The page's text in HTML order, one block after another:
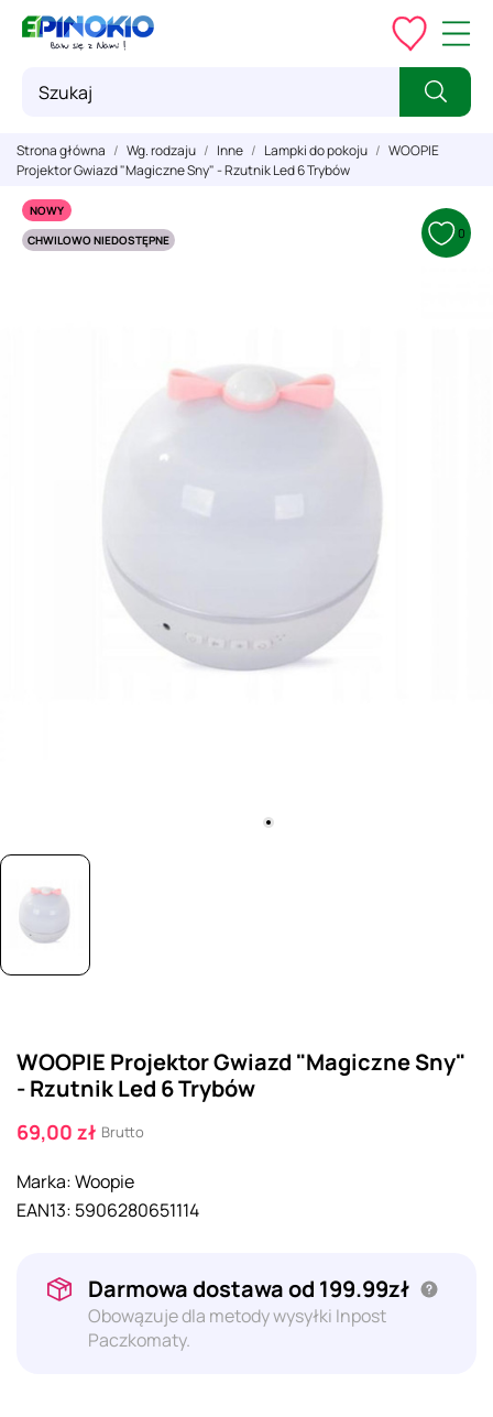
Strona główna Wg. rodzaju Inne Lampki do pokoju
WOOPIE
Projektor Gwiazd "Magiczne Sny" - Rzutnik Led 6 Trybów
NOWY
CHWILOWO NIEDOSTĘPNE
0
WOOPIE Projektor Gwiazd "Magiczne Sny"
- Rzutnik Led 6 Trybów
69,00 zł Brutto
Marka:Woopie
EAN13: 5906280651114
Darmowa dostawa od 199.99zł
Obowązuje dla metody wysyłki Inpost
Paczkomaty.